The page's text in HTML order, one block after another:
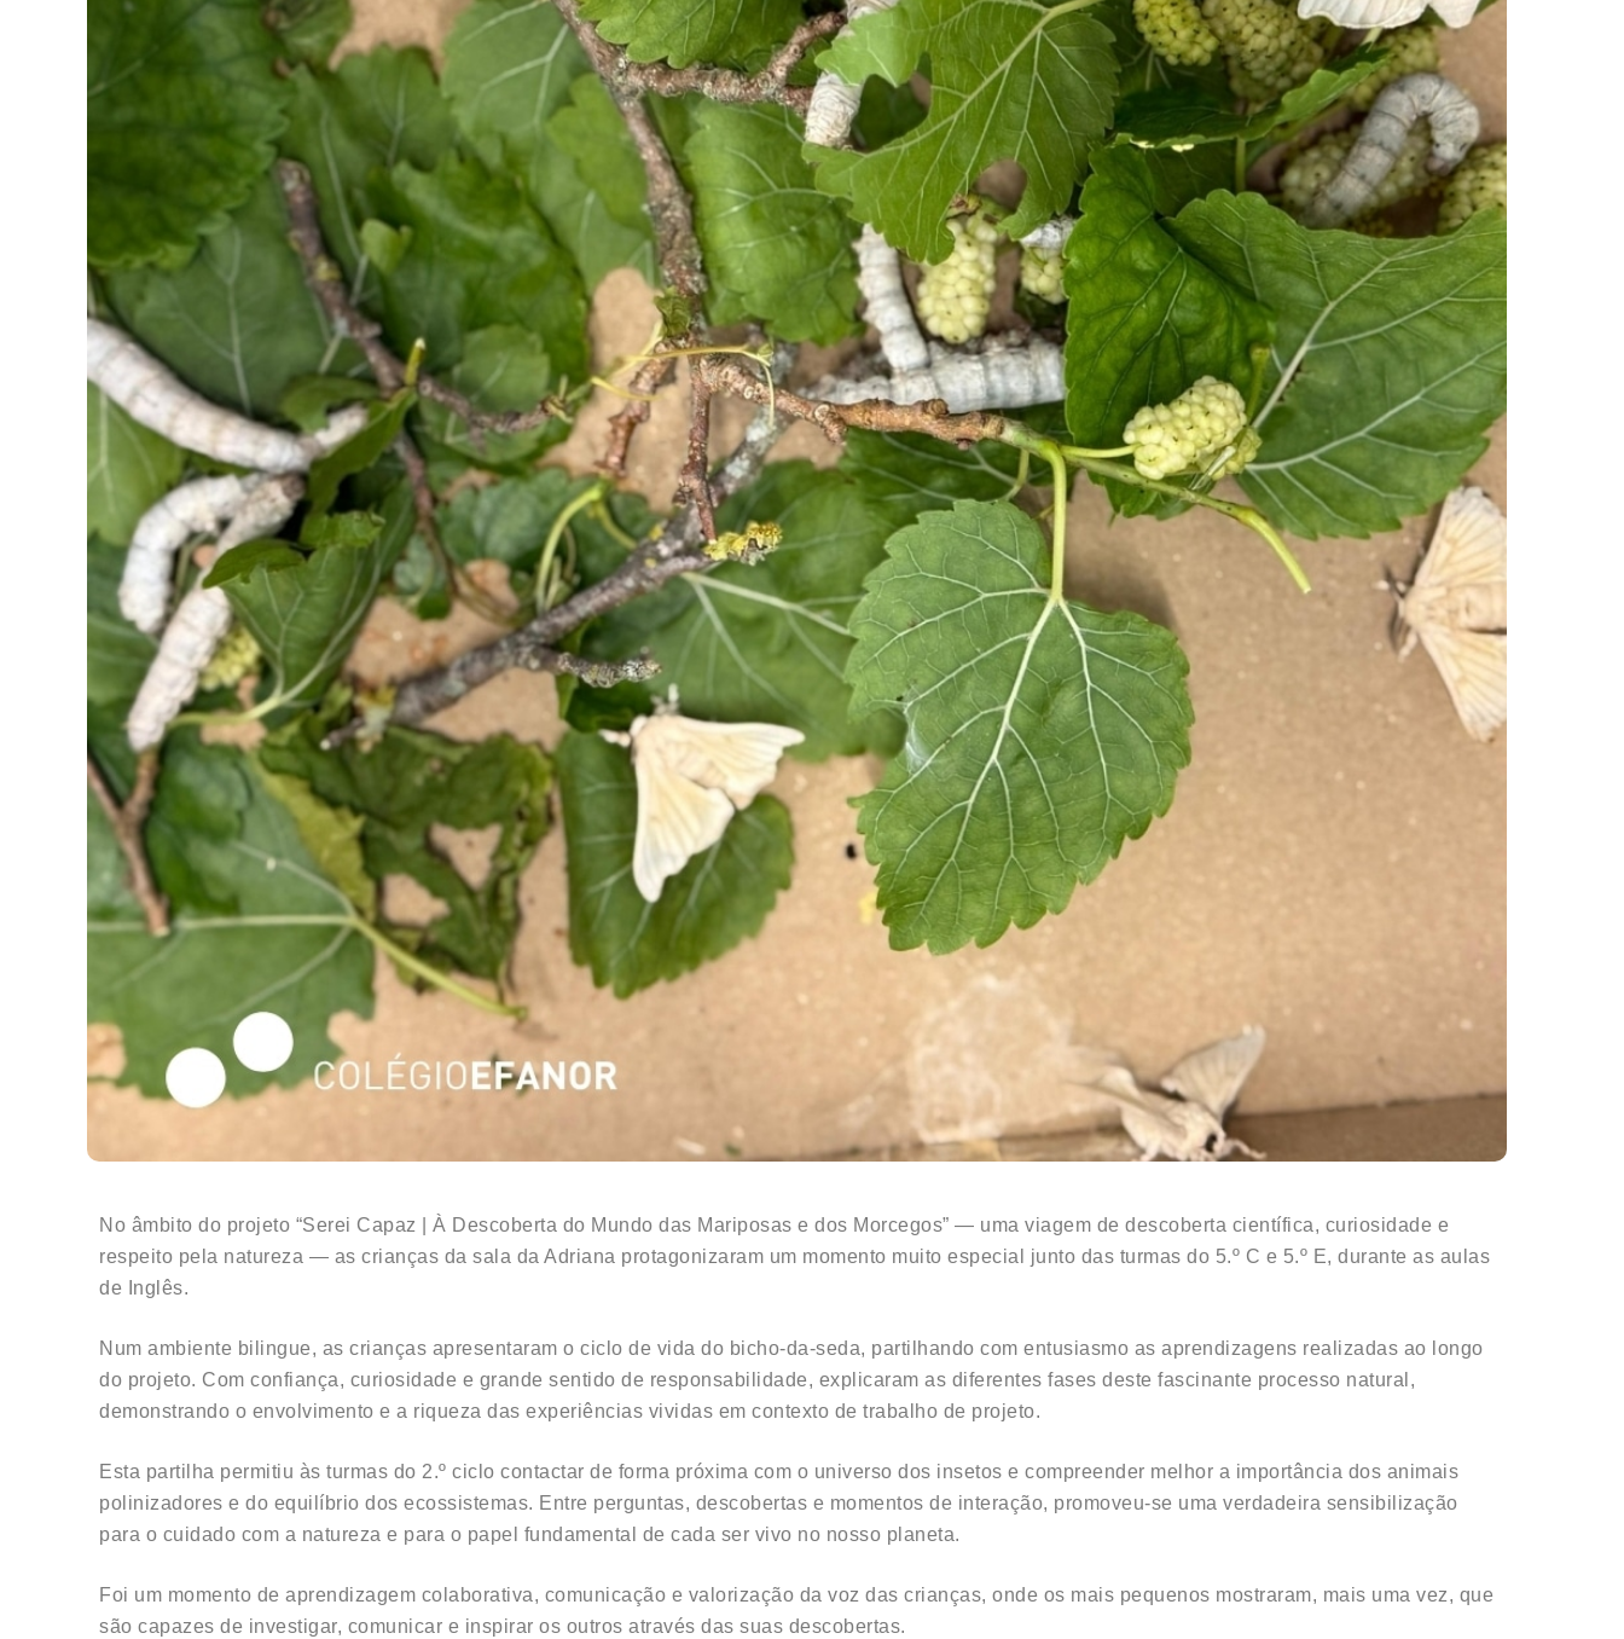
No âmbito do projeto “Serei Capaz | À Descoberta do Mundo das Mariposas e dos Morcegos” — uma viagem de descoberta científica, curiosidade e
respeito pela natureza — as crianças da sala da Adriana protagonizaram um momento muito especial junto das turmas do 5.º C e 5.º E, durante as aulas
de Inglês.
Num ambiente bilingue, as crianças apresentaram o ciclo de vida do bicho-da-seda, partilhando com entusiasmo as aprendizagens realizadas ao longo
do projeto. Com confiança, curiosidade e grande sentido de responsabilidade, explicaram as diferentes fases deste fascinante processo natural,
demonstrando o envolvimento e a riqueza das experiências vividas em contexto de trabalho de projeto.
Esta partilha permitiu às turmas do 2.º ciclo contactar de forma próxima com o universo dos insetos e compreender melhor a importância dos animais
polinizadores e do equilíbrio dos ecossistemas. Entre perguntas, descobertas e momentos de interação, promoveu-se uma verdadeira sensibilização
para o cuidado com a natureza e para o papel fundamental de cada ser vivo no nosso planeta.
Foi um momento de aprendizagem colaborativa, comunicação e valorização da voz das crianças, onde os mais pequenos mostraram, mais uma vez, que
são capazes de investigar, comunicar e inspirar os outros através das suas descobertas.